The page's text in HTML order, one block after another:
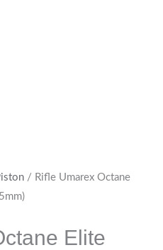
/ Rifle Umarex Octane
Elite